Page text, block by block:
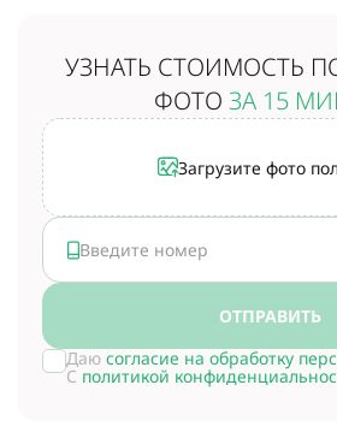
УЗНАТЬ СТОИМОСТЬ
ФОТО ЗА 15
Загрузите фото
ОТПРАВИТЬ
Даю согласие на обработку
С политикой